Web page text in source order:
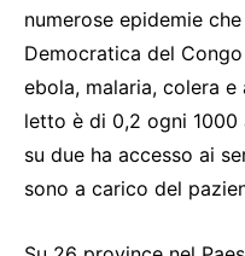
numerose epidemie
Democratica del
ebola, malaria, colera
letto è di 0,2 ogni
su due ha accesso ai
sono a carico del